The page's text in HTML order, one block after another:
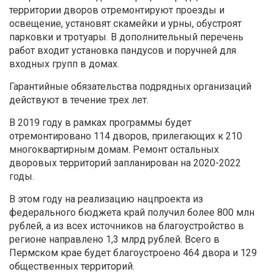
территории дворов отремонтируют проезды и
освещение, установят скамейки и урны, обустроят
парковки и тротуары. В дополнительный перечень
работ входит установка пандусов и поручней для
входных групп в домах.
Гарантийные обязательства подрядных организаций
действуют в течение трех лет.
В 2019 году в рамках программы будет
отремонтировано 114 дворов, прилегающих к 210
многоквартирным домам. Ремонт остальных
дворовых территорий запланирован на 2020-2022
годы.
В этом году на реализацию нацпроекта из
федерального бюджета край получил более 800 млн
рублей, а из всех источников на благоустройство в
регионе направлено 1,3 млрд рублей. Всего в
Пермском крае будет благоустроено 464 двора и 129
общественных территорий.